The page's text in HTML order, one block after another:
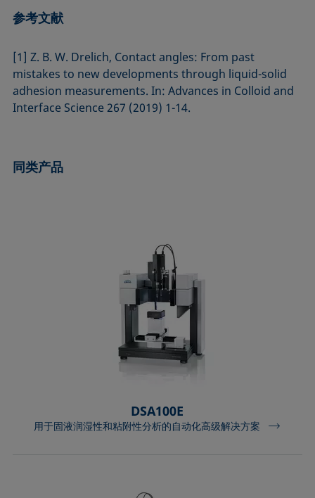
参考文献
[1] Z. B. W. Drelich, Contact angles: From past
mistakes to new developments through liquid-solid
adhesion measurements. In: Advances in Colloid and
Interface Science 267 (2019) 1-14.
同类产品
DSA100E
用于固液润湿性和粘附性分析的自动化高级解决方案